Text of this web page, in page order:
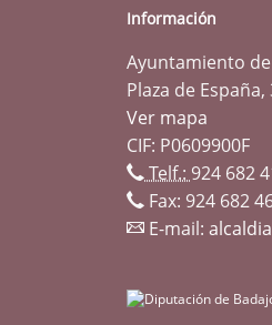
Información
Ayuntamiento
Plaza de
Ver mapa
CIF: P0609900F
Telf.:924 682
Fax: 924 682
E-mail: